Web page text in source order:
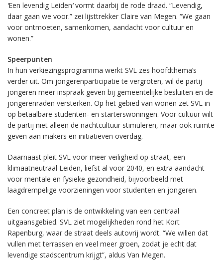
‘Een levendig Leiden‘vormt daarbij de rode draad. “Levendig,
daar gaan we voor.” zei lijsttrekker Claire van Megen. “We gaan
voor ontmoeten, samenkomen, aandacht voor cultuur en
wonen.”
Speerpunten
In hun verkiezingsprogramma werkt SVL zes hoofdthema’s
verder uit. Om jongerenparticipatie te vergroten, wil de partij
jongeren meer inspraak geven bij gemeentelijke besluiten en de
jongerenraden versterken. Op het gebied van wonen zet SVL in
op betaalbare studenten- en starterswoningen. Voor cultuur wilt
de partij niet alleen de nachtcultuur stimuleren, maar ook ruimte
geven aan makers en initiatieven overdag.
Daarnaast pleit SVL voor meer veiligheid op straat, een
klimaatneutraal Leiden, liefst al voor 2040, en extra aandacht
voor mentale en fysieke gezondheid, bijvoorbeeld met
laagdrempelige voorzieningen voor studenten en jongeren.
Een concreet plan is de ontwikkeling van een centraal
uitgaansgebied. SVL ziet mogelijkheden rond het Kort
Rapenburg, waar de straat deels autovrij wordt. “We willen dat
vullen met terrassen en veel meer groen, zodat je echt dat
levendige stadscentrum krijgt”, aldus Van Megen.